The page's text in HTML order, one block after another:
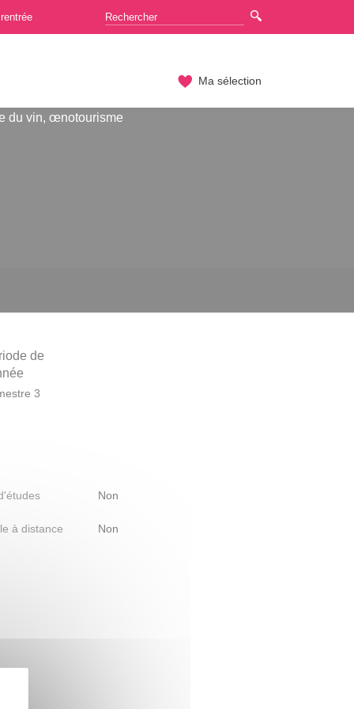
Ma sélection
du vin, œnotourisme
de
3
Non
à distance Non